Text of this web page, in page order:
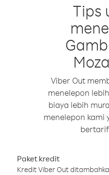
Tips
Viber Out
menelepon
biaya lebih
menelepon kami
Paket kredit
Kredit Viber Out